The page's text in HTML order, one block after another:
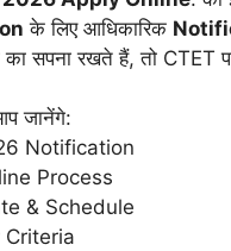
के लिए आधिकारिक
सपना रखते हैं, तो CTET
जानेंगे:
Notification
Process
& Schedule
Criteria